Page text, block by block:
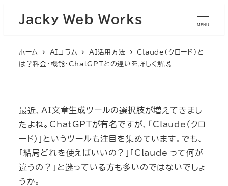
Jacky Web Works MENU
ホーム AIコラム AI活用方法
Claude（クロード）と
は？料金・機能・ChatGPTとの違いを詳しく解説
最近、AI文章生成ツールの選択肢が増えてきまし
たよね。ChatGPTが有名ですが、「Claude（クロ
ード）」というツールも注目を集めています。でも、
「結局どれを使えばいいの？」「Claude って何が
違うの？」と迷っている方も多いのではないでしょ
うか。